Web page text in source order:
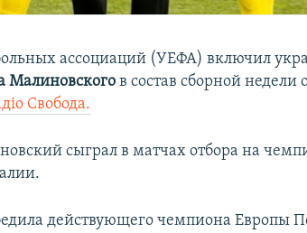
ассоциаций (УЕФА) включил
Малиновскогов состав сборной недели
Свобода.
сыграл в матчах отбора на
действующего чемпиона Европы